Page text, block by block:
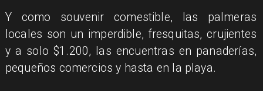
Y como souvenir comestible, las palmeras
locales son un imperdible, fresquitas, crujientes
y a solo $1.200, las encuentras en panaderías,
pequeños comercios y hasta en la playa.